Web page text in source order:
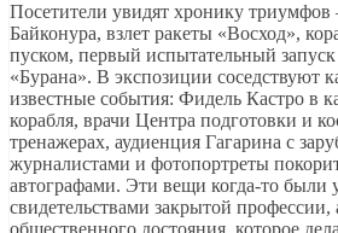
Посетители увидят хронику триумфов
Байконура, взлет ракеты «Восход»,
пуском, первый испытательный
«Бурана». В экспозиции соседствуют
известные события: Фидель Кастро в
корабля, врачи Центра подготовки и
тренажерах, аудиенция Гагарина с
журналистами и фотопортреты
автографами. Эти вещи когда-то были
свидетельствами закрытой профессии,